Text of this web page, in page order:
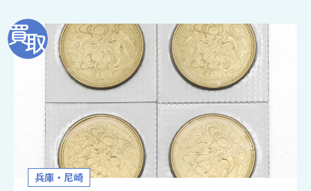
兵庫・尼崎